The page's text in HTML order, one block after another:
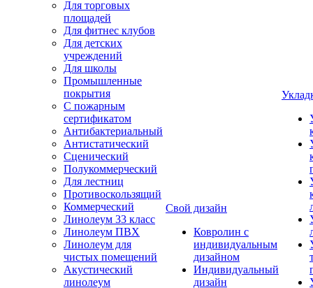
Для торговых
площадей
Для фитнес клубов
Для детских
учреждений
Для школы
Промышленные
покрытия
С пожарным
сертификатом
Антибактериальный
Антистатический
Сценический
Полукоммерческий
Для лестниц
Противоскользящий
Коммерческий
Линолеум 33 класс
Линолеум ПВХ
Линолеум для
чистых помещений
Акустический
линолеум
Свой дизайн
Ковролин с
индивидуальным
дизайном
Индивидуальный
дизайн